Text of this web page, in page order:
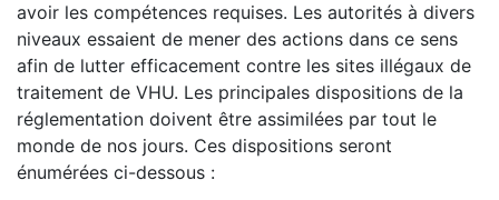
avoir les compétences requises. Les autorités à divers
niveaux essaient de mener des actions dans ce sens
afin de lutter efficacement contre les sites illégaux de
traitement de VHU. Les principales dispositions de la
réglementation doivent être assimilées par tout le
monde de nos jours. Ces dispositions seront
énumérées ci-dessous :